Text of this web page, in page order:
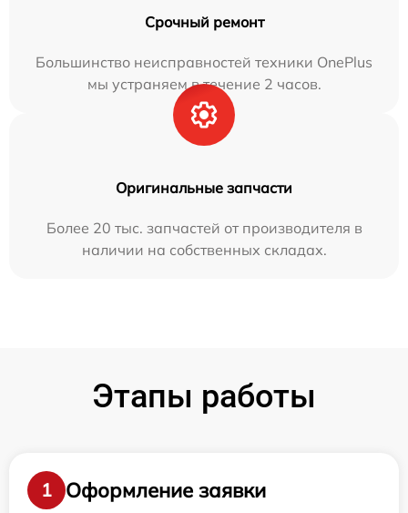
Срочный ремонт
Большинство неисправностей техники OnePlus
мы устраняем в течение 2 часов.
Оригинальные запчасти
Более 20 тыс. запчастей от производителя в
наличии на собственных складах.
Этапы работы
1
Оформление заявки